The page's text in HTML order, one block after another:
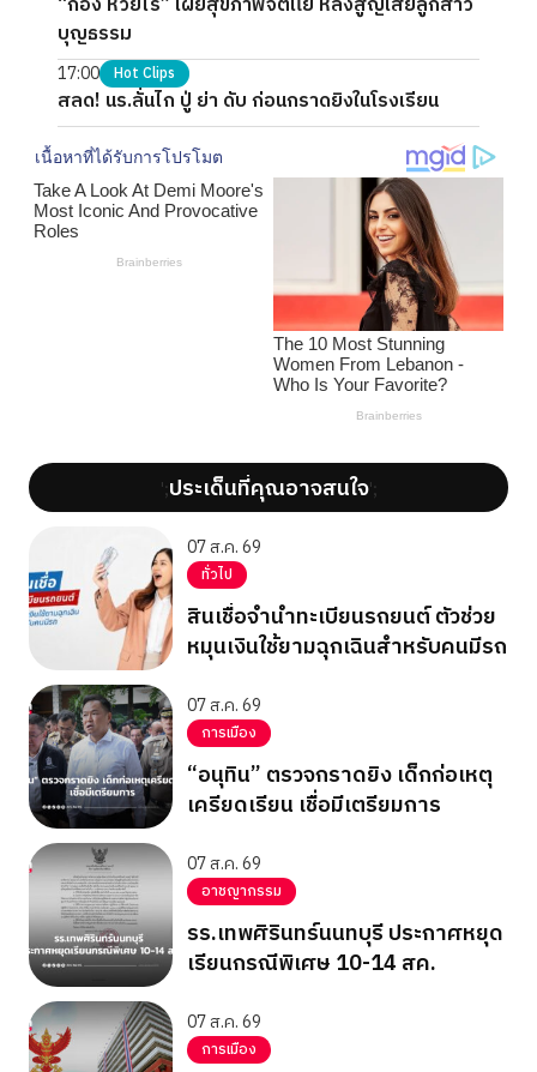
บุญธรรม
17:00 Hot Clips
สลด! นร.ลั่นไก ปู่ ย่า ดับ ก่อนกราดยิงในโรงเรียน
';ประเด็นที่คุณอาจสนใจ';
07 ส.ค. 69
ทั่วไป
สินเชื่อจำนำทะเบียนรถยนต์ ตัวช่วย
หมุนเงินใช้ยามฉุกเฉินสำหรับคนมีรถ
07 ส.ค. 69
การเมือง
“อนุทิน” ตรวจกราดยิง เด็กก่อเหตุ
เครียดเรียน เชื่อมีเตรียมการ
07 ส.ค. 69
อาชญากรรม
รร.เทพศิรินทร์นนทบุรี ประกาศหยุด
เรียนกรณีพิเศษ 10-14 สค.
07 ส.ค. 69
การเมือง